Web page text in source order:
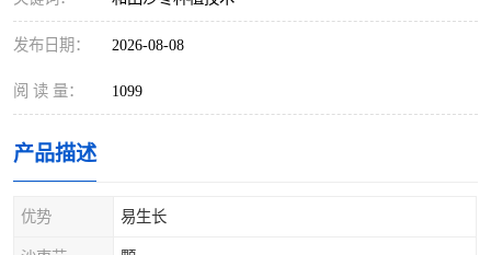
发布日期： 2026-08-08
阅 读 量： 1099
产品描述
优势 易生长